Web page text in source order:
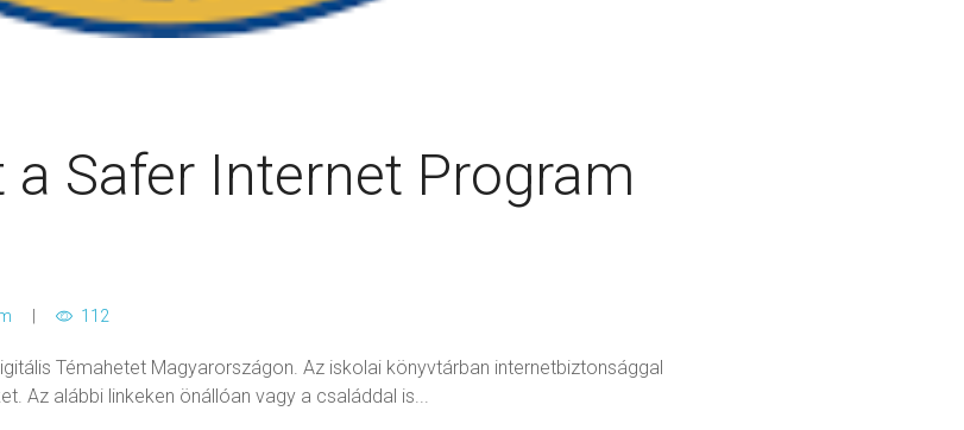
Safer Internet Program
112
Témahetet Magyarországon. Az iskolai könyvtárban internetbiztonsággal
Az alábbi linkeken önállóan vagy a családdal is...